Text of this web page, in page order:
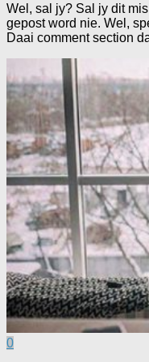
Wel, sal jy? Sal jy dit
gepost word nie. Wel,
Daai comment section
0